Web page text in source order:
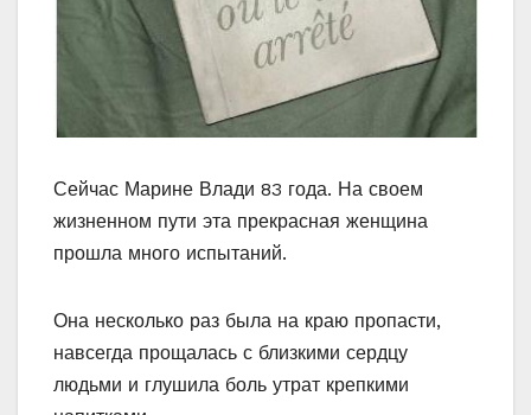
Сейчас Марине Влади 83 года. На своем
жизненном пути эта прекрасная женщина
прошла много испытаний.
Она несколько раз была на краю пропасти,
навсегда прощалась с близкими сердцу
людьми и глушила боль утрат крепкими